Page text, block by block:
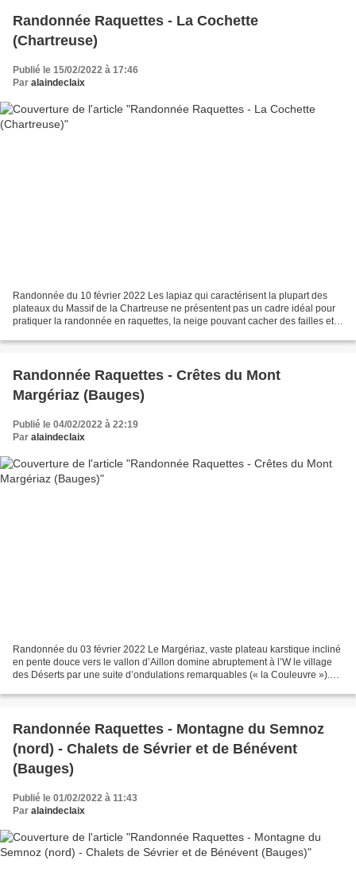
Randonnée Raquettes - La Cochette
(Chartreuse)
Publié le 15/02/2022 à 17:46
Par alaindeclaix
Randonnée du 10 février 2022 Les lapiaz qui caractérisent la plupart des
plateaux du Massif de la Chartreuse ne présentent pas un cadre idéal pour
pratiquer la randonnée en raquettes, la neige pouvant cacher des failles et
Randonnée Raquettes - Crêtes du Mont
Margériaz (Bauges)
Publié le 04/02/2022 à 22:19
Par alaindeclaix
Randonnée du 03 février 2022 Le Margériaz, vaste plateau karstique incliné
en pente douce vers le vallon d’Aillon domine abruptement à l’W le village
des Déserts par une suite d’ondulations remarquables (« la Couleuvre »).
Randonnée Raquettes - Montagne du Semnoz
(nord) - Chalets de Sévrier et de Bénévent
(Bauges)
Publié le 01/02/2022 à 11:43
Par alaindeclaix